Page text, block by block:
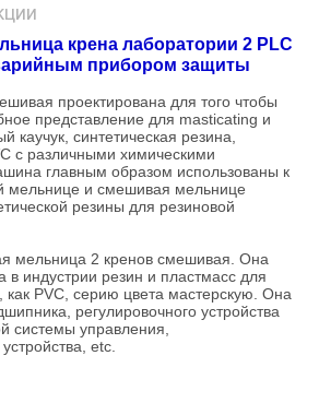
крена лаборатории 2 PLC
прибором защиты
проектирована для того чтобы
представление для masticating и
каучук, синтетическая резина,
с различными химическими
главным образом использованы к
мельнице и смешивая мельнице
резины для резиновой
мельница 2 кренов смешивая. Она
в индустрии резин и пластмасс для
PVC, серию цвета мастерскую. Она
регулировочного устройства
системы управления,
etc.